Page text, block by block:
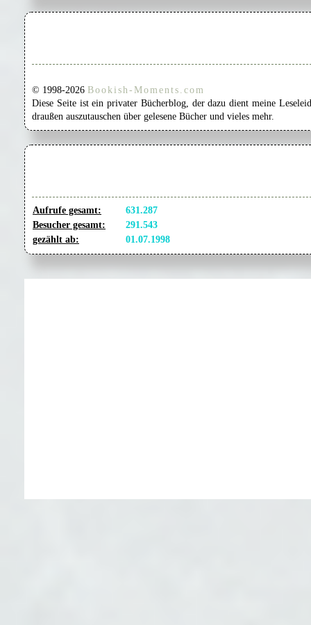
© 1998-2026 Bookish-Moments.com
Diese Seite ist ein privater Bücherblog, der dazu dient meine
draußen auszutauschen über gelesene Bücher und vieles mehr.
Aufrufe gesamt:
631.287
Besucher gesamt:
291.543
gezählt ab:
01.07.1998